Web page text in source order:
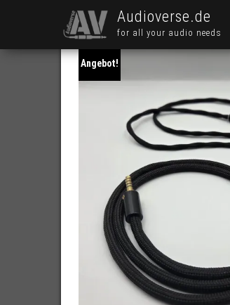
Audioverse.de
for all your audio needs
Angebot!